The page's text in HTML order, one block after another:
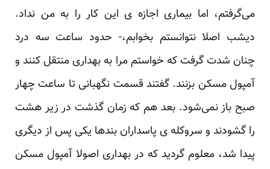
می‌گرفتم، اما بیماری اجازه ی این کار را به من نداد.
دیشب اصلا نتوانستم بخوابم،- حدود ساعت سه درد
چنان شدت گرفت که خواستم مرا به بهداری منتقل کنند و
آمپول مسکن بزنند. گفتند قسمت نگهبانی تا ساعت چهار
صبح باز نمی‌شود. بعد هم که زمان گذشت در زیر هشت
را گشودند و سروکله ی پاسداران بندها یکی پس از دیگری
پیدا شد، معلوم گردید که در بهداری اصولا آمپول مسکن